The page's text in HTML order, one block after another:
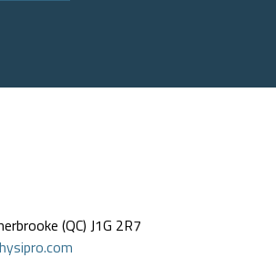
(QC) J1G 2R7